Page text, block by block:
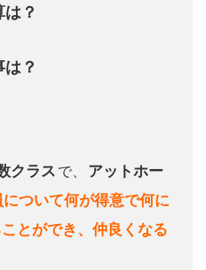
？
？
クラス で、
アットホー
ついて何が得意で何に
とができ、仲良くなる